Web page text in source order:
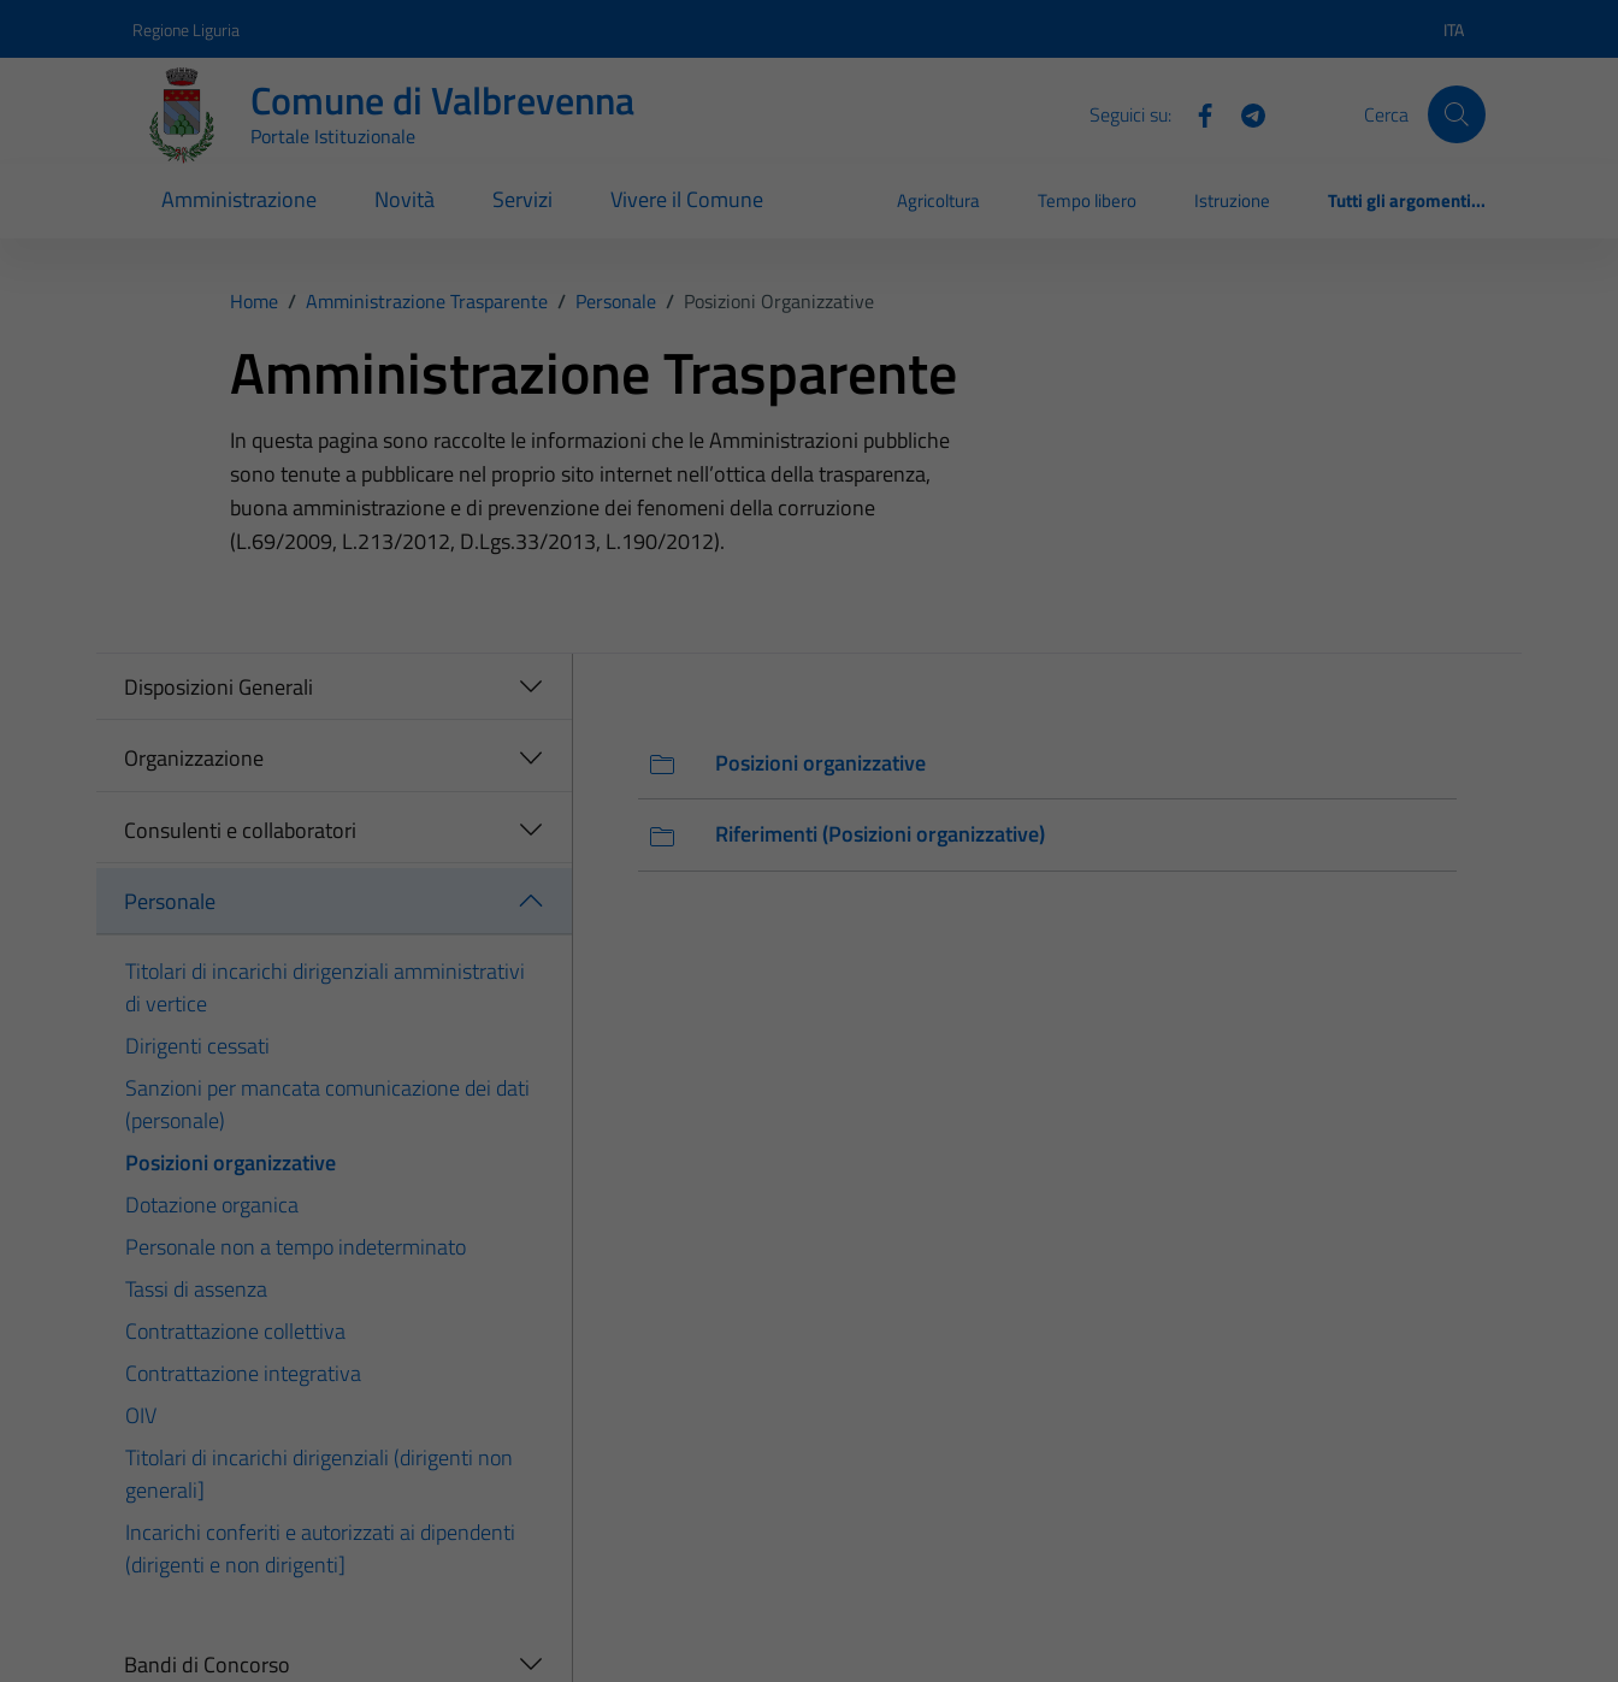
Regione Liguria Lingua attiva:
ITA
Comune di Valbrevenna
Portale Istituzionale
Seguici su: Cerca
Amministrazione Novità Servizi Vivere il Comune Agricoltura Tempo libero Istruzione Tutti gli argomenti...
Home / Amministrazione Trasparente / Personale / Posizioni Organizzative
Amministrazione Trasparente
In questa pagina sono raccolte le informazioni che le Amministrazioni pubbliche
sono tenute a pubblicare nel proprio sito internet nell’ottica della trasparenza,
buona amministrazione e di prevenzione dei fenomeni della corruzione
(L.69/2009, L.213/2012, D.Lgs.33/2013, L.190/2012).
Disposizioni Generali
Organizzazione
Consulenti e collaboratori
Personale
Titolari di incarichi dirigenziali amministrativi
di vertice
Dirigenti cessati
Sanzioni per mancata comunicazione dei dati
(personale)
Posizioni organizzative
Dotazione organica
Personale non a tempo indeterminato
Tassi di assenza
Contrattazione collettiva
Contrattazione integrativa
OIV
Titolari di incarichi dirigenziali (dirigenti non
generali]
Incarichi conferiti e autorizzati ai dipendenti
(dirigenti e non dirigenti]
Bandi di Concorso
Posizioni organizzative
Riferimenti (Posizioni organizzative)